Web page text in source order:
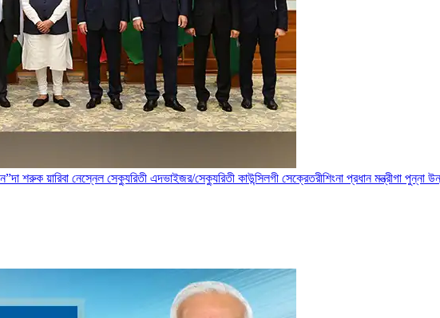
শরুক য়ারিবা নেস্নেল সেক্যুরিতী এদভাইজর/সেক্যুরিতী কাউন্সিলগী সেক্রেতরীশিংনা প্রধান মন্ত্রীগা পুন্না